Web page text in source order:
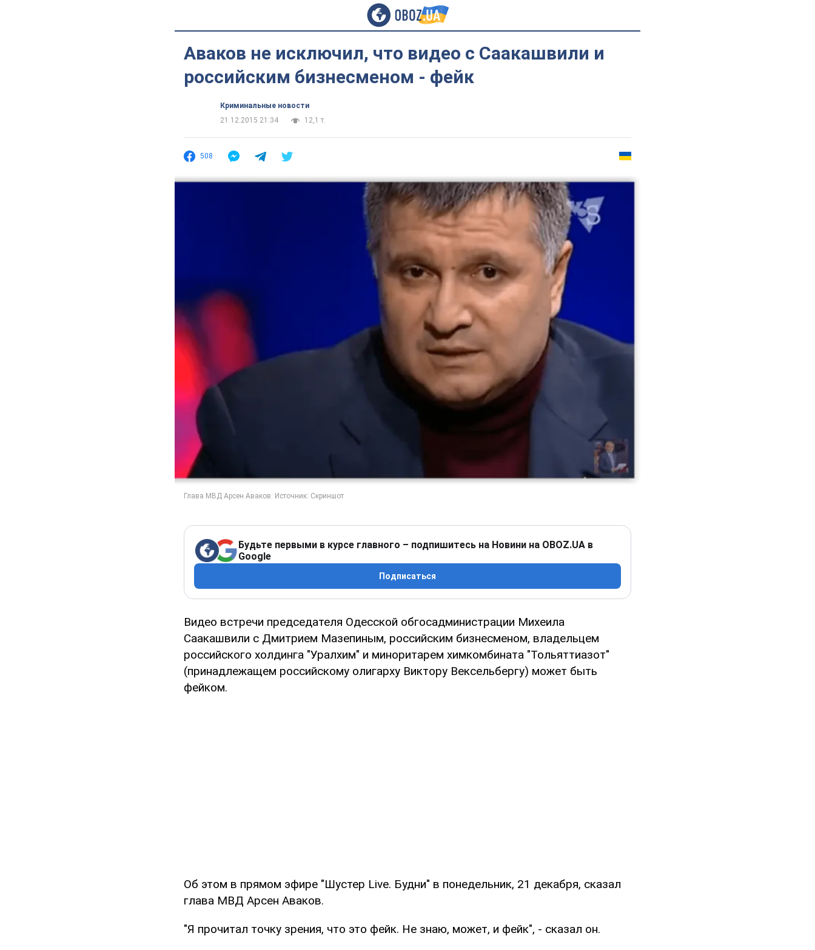
Аваков не исключил, что видео с Саакашвили и
российским бизнесменом - фейк
Криминальные новости
21.12.2015 21:34
12,1 т.
508
Будьте первыми в курсе главного – подпишитесь на Новини на OBOZ.UA в
Google
Подписаться
Видео встречи председателя Одесской обгосадминистрации Михеила
Саакашвили с Дмитрием Мазепиным, российским бизнесменом, владельцем
российского холдинга "Уралхим" и миноритарем химкомбината "Тольяттиазот"
(принадлежащем российскому олигарху Виктору Вексельбергу) может быть
фейком.
Об этом в прямом эфире "Шустер Live. Будни" в понедельник, 21 декабря, сказал
глава МВД Арсен Аваков.
"Я прочитал точку зрения, что это фейк. Не знаю, может, и фейк", - сказал он.